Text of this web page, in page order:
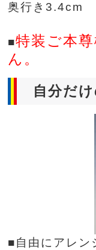
奥行き3.4cm
■特装ご本
ん。
自分だ
■自由にアレン